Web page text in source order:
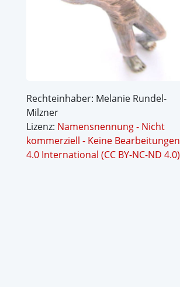
Rechteinhaber: Melanie Rundel-
Milzner
Lizenz: Namensnennung - Nicht
kommerziell - Keine Bearbeitungen
4.0 International (CC BY-NC-ND 4.0)